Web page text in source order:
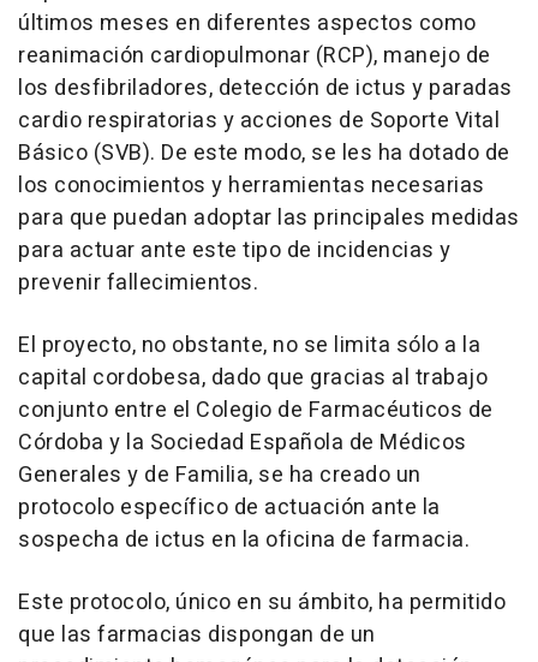
últimos meses en diferentes aspectos como
reanimación cardiopulmonar (RCP), manejo de
los desfibriladores, detección de ictus y paradas
cardio respiratorias y acciones de Soporte Vital
Básico (SVB). De este modo, se les ha dotado de
los conocimientos y herramientas necesarias
para que puedan adoptar las principales medidas
para actuar ante este tipo de incidencias y
prevenir fallecimientos.
El proyecto, no obstante, no se limita sólo a la
capital cordobesa, dado que gracias al trabajo
conjunto entre el Colegio de Farmacéuticos de
Córdoba y la Sociedad Española de Médicos
Generales y de Familia, se ha creado un
protocolo específico de actuación ante la
sospecha de ictus en la oficina de farmacia.
Este protocolo, único en su ámbito, ha permitido
que las farmacias dispongan de un